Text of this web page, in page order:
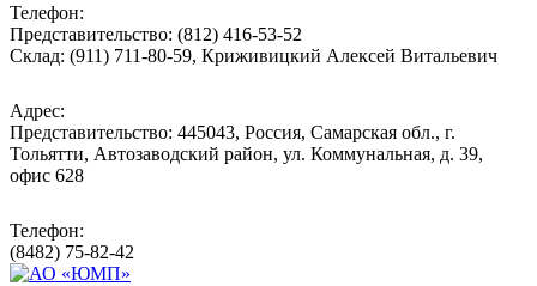
Телефон:
Представительство: (812) 416-53-52
Склад: (911) 711-80-59, Криживицкий Алексей Витальевич
Адрес:
Представительство: 445043, Россия, Самарская обл., г.
Тольятти, Автозаводский район, ул. Коммунальная, д. 39,
офис 628
Телефон:
(8482) 75-82-42